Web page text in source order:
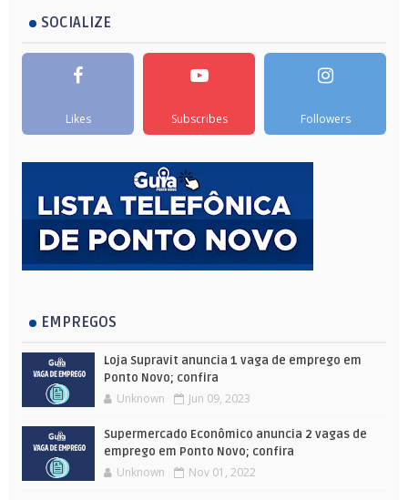
SOCIALIZE
Likes Subscribes Followers
EMPREGOS
Loja Supravit anuncia 1 vaga de emprego em
Ponto Novo; confira
Unknown Jun 09, 2023
Supermercado Econômico anuncia 2 vagas de
emprego em Ponto Novo; confira
Unknown Nov 01, 2022